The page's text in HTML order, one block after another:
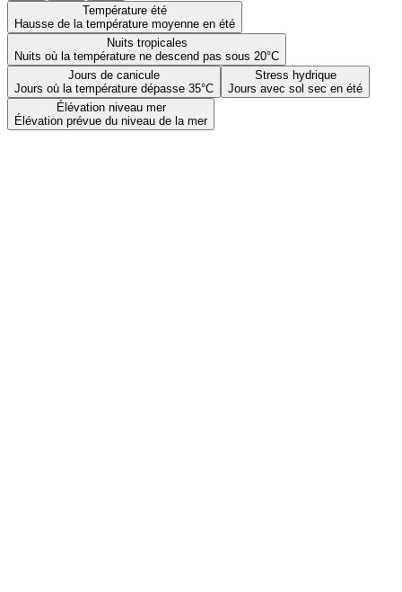
Température été
Hausse de la température moyenne en été
Nuits tropicales
Nuits où la température ne descend pas sous 20°C
Jours de canicule
Jours où la température dépasse 35°C
Stress hydrique
Jours avec sol sec en été
Élévation niveau mer
Élévation prévue du niveau de la mer